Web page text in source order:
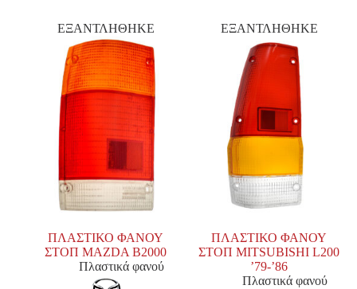
ΕΞΑΝΤΛΗΘΗΚΕ
ΠΛΑΣΤΙΚΟ ΦΑΝΟΥ
ΣΤΟΠ MAZDA Β2000
Πλαστικά φανού
ΕΞΑΝΤΛΗΘΗΚΕ
ΠΛΑΣΤΙΚΟ ΦΑΝΟΥ
ΣΤΟΠ MITSUBISHI L200
’79-’86
Πλαστικά φανού